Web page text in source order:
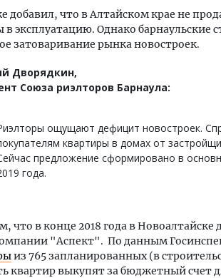
добавил, что в Алтайском крае не
в эксплуатацию. Однако барнаульские
затоваривание рынка новостроек.
Дворядкин,
Союза риэлторов Барнаула:
ощущают дефицит новостроек.
квартиры в домах от
предложение сформировано в
года.
что в конце 2018 года в
"Аспект". По данным
из 765 запланированных (в
квартир выкупят за бюджетный счет